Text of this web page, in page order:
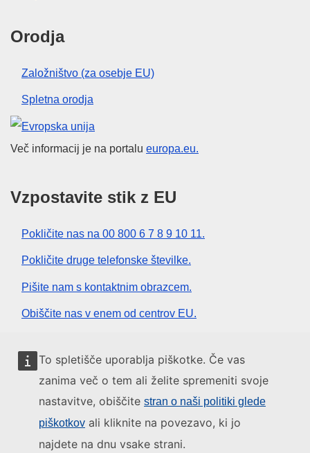
To spletišče uporablja piškotke. Če vas
zanima več o tem ali želite spremeniti svoje
nastavitve, obiščite stran o naši politiki glede
piškotkov ali kliknite na povezavo, ki jo
najdete na dnu vsake strani.
Orodja
Založništvo (za osebje EU)
Spletna orodja
Evropska unija
Več informacij je na portalu europa.eu.
Vzpostavite stik z EU
Pokličite nas na 00 800 6 7 8 9 10 11.
Pokličite druge telefonske številke.
Pišite nam s kontaktnim obrazcem.
Obiščite nas v enem od centrov EU.
Družbeni mediji
Institucije in organi EU